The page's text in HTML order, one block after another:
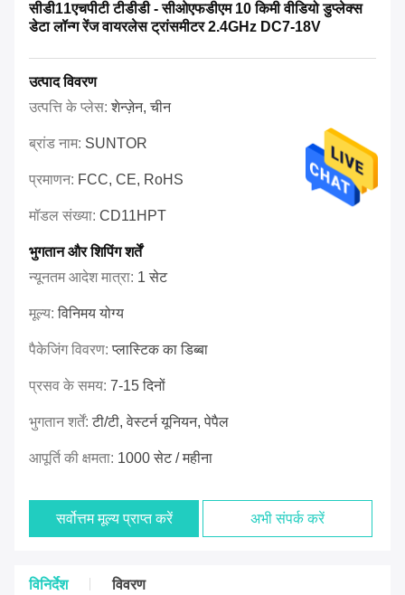
सीडी11एचपीटी टीडीडी - सीओएफडीएम 10 किमी वीडियो डुप्लेक्स
डेटा लॉन्ग रेंज वायरलेस ट्रांसमीटर 2.4GHz DC7-18V
उत्पाद विवरण
उत्पत्ति के प्लेस:शेन्ज़ेन, चीन
ब्रांड नाम: SUNTOR
प्रमाणन: FCC, CE, RoHS
मॉडल संख्या: CD11HPT
भुगतान और शिपिंग शर्तें
न्यूनतम आदेश मात्रा: 1 सेट
मूल्य:विनिमय योग्य
पैकेजिंग विवरण:प्लास्टिक का डिब्बा
प्रसव के समय: 7-15 दिनों
भुगतान शर्तें:टी/टी, वेस्टर्न यूनियन, पेपैल
आपूर्ति की क्षमता: 1000 सेट / महीना
सर्वोत्तम मूल्य प्राप्त करें अभी संपर्क करें
विनिर्देश विवरण